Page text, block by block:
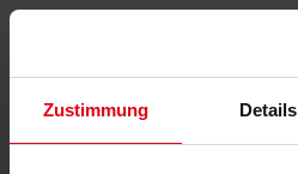
Zustimmung Details